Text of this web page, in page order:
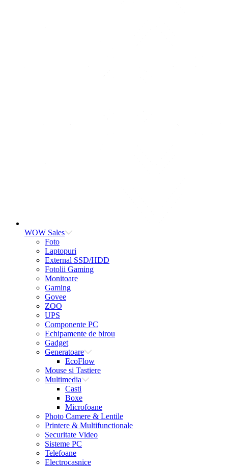
WOW Sales
Foto
Laptopuri
External SSD/HDD
Fotolii Gaming
Monitoare
Gaming
Govee
ZOO
UPS
Componente PC
Echipamente de birou
Gadget
Generatoare
EcoFlow
Mouse si Tastiere
Multimedia
Casti
Boxe
Microfoane
Photo Camere & Lentile
Printere & Multifunctionale
Securitate Video
Sisteme PC
Telefoane
Electrocasnice